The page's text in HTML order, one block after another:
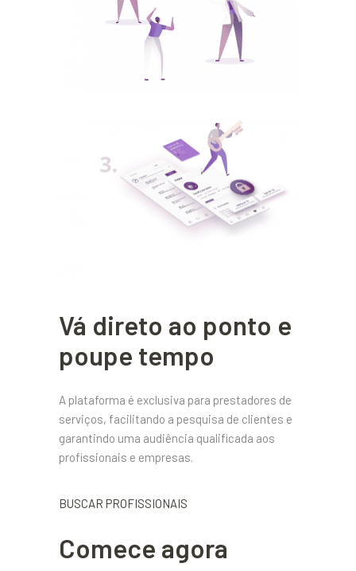
Vá direto ao ponto e
poupe tempo
A plataforma é exclusiva para prestadores de
serviços, facilitando a pesquisa de clientes e
garantindo uma audiência qualificada aos
profissionais e empresas.
BUSCAR PROFISSIONAIS
Comece agora